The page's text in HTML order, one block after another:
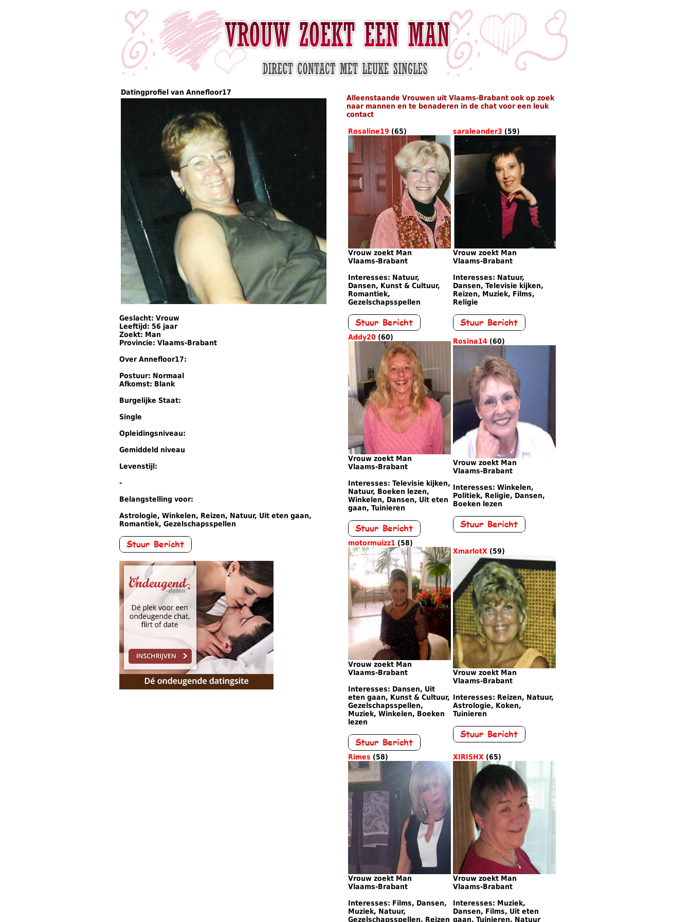
Datingprofiel van Annefloor17
Geslacht: Vrouw
Leeftijd: 56 jaar
Zoekt: Man
Provincie: Vlaams-Brabant
Over Annefloor17:
Postuur: Normaal
Afkomst: Blank
Burgelijke Staat:
Single
Opleidingsniveau:
Gemiddeld niveau
Levenstijl:
-
Belangstelling voor:
Astrologie, Winkelen, Reizen, Natuur, Uit eten gaan,
Romantiek, Gezelschapsspellen
Alleenstaande Vrouwen uit Vlaams-Brabant ook op zoek
naar mannen en te benaderen in de chat voor een leuk
contact
Rosaline19 (65)
Vrouw zoekt Man
Vlaams-Brabant
Interesses: Natuur,
Dansen, Kunst & Cultuur,
Romantiek,
Gezelschapsspellen
saraleander3 (59)
Vrouw zoekt Man
Vlaams-Brabant
Interesses: Natuur,
Dansen, Televisie kijken,
Reizen, Muziek, Films,
Religie
Addy20 (60)
Vrouw zoekt Man
Vlaams-Brabant
Interesses: Televisie kijken,
Natuur, Boeken lezen,
Winkelen, Dansen, Uit eten
gaan, Tuinieren
Rosina14 (60)
Vrouw zoekt Man
Vlaams-Brabant
Interesses: Winkelen,
Politiek, Religie, Dansen,
Boeken lezen
motormuizz1 (58)
Vrouw zoekt Man
Vlaams-Brabant
Interesses: Dansen, Uit
eten gaan, Kunst & Cultuur,
Gezelschapsspellen,
Muziek, Winkelen, Boeken
lezen
XmarlotX (59)
Vrouw zoekt Man
Vlaams-Brabant
Interesses: Reizen, Natuur,
Astrologie, Koken,
Tuinieren
Rimes (58)
Vrouw zoekt Man
Vlaams-Brabant
Interesses: Films, Dansen,
Muziek, Natuur,
Gezelschapsspellen, Reizen
XIRISHX (65)
Vrouw zoekt Man
Vlaams-Brabant
Interesses: Muziek,
Dansen, Films, Uit eten
gaan, Tuinieren, Natuur